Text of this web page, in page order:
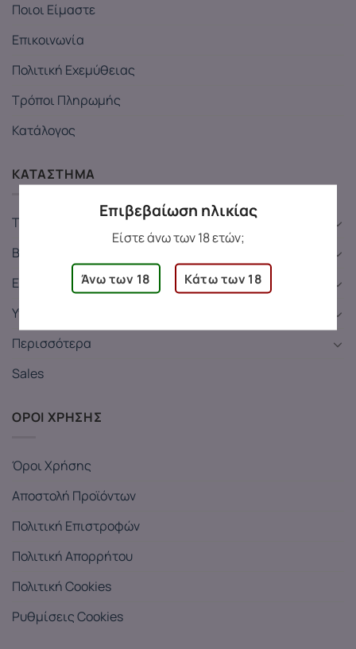
Ποιοι Είμαστε
Επικοινωνία
Πολιτική Εχεμύθειας
Τρόποι Πληρωμής
Κατάλογος
ΚΑΤΑΣΤΗΜΑ
Toys
Bondage
Εσώρουχα
Υγεία και Διέγερση
Περισσότερα
Sales
ΟΡΟΙ ΧΡΗΣΗΣ
Όροι Χρήσης
Αποστολή Προϊόντων
Πολιτική Επιστροφών
Πολιτική Απορρήτου
Πολιτική Cookies
Ρυθμίσεις Cookies
Επιβεβαίωση ηλικίας
Είστε άνω των 18 ετών;
Άνω των 18 Κάτω των 18